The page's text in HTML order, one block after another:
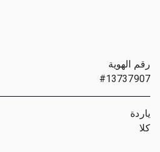
رقم الهوية
#13737907
ياردة
كلا